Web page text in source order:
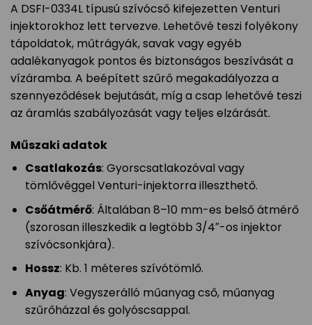
A DSFI-0334L típusú szívócső kifejezetten Venturi
injektorokhoz lett tervezve. Lehetővé teszi folyékony
tápoldatok, műtrágyák, savak vagy egyéb
adalékanyagok pontos és biztonságos beszívását a
vízáramba. A beépített szűrő megakadályozza a
szennyeződések bejutását, míg a csap lehetővé teszi
az áramlás szabályozását vagy teljes elzárását.
Műszaki adatok
Csatlakozás: Gyorscsatlakozóval vagy
tömlővéggel Venturi-injektorra illeszthető.
Csőátmérő: Általában 8–10 mm-es belső átmérő
(szorosan illeszkedik a legtöbb 3/4″-os injektor
szívócsonkjára).
Hossz: Kb. 1 méteres szívótömlő.
Anyag: Vegyszerálló műanyag cső, műanyag
szűrőházzal és golyóscsappal.